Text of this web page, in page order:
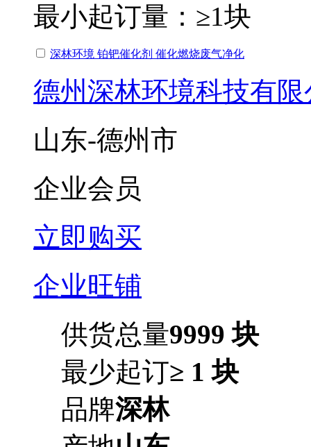
最小起订量： ≥1块
深林环境 铂钯催化剂 催化燃烧废气净化
德州深林环境科技有限
山东-德州市
企业会员
立即购买
企业旺铺
供货总量9999 块
最少起订≥ 1 块
品牌深林